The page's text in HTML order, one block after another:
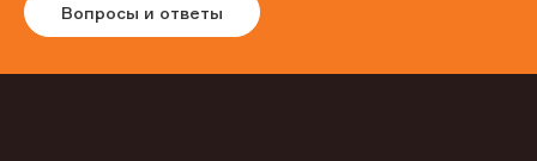
Вопросы и ответы